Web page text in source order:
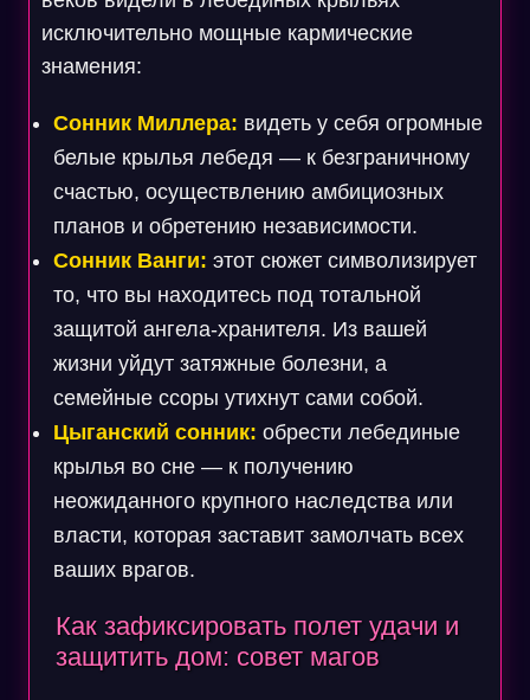
исключительно мощные кармические
знамения:
Сонник Миллера: видеть у себя огромные
белые крылья лебедя — к безграничному
счастью, осуществлению амбициозных
планов и обретению независимости.
Сонник Ванги: этот сюжет символизирует
то, что вы находитесь под тотальной
защитой ангела-хранителя. Из вашей
жизни уйдут затяжные болезни, а
семейные ссоры утихнут сами собой.
Цыганский сонник: обрести лебединые
крылья во сне — к получению
неожиданного крупного наследства или
власти, которая заставит замолчать всех
ваших врагов.
Как зафиксировать полет удачи и
защитить дом: совет магов